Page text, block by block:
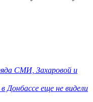
СМИ, Захаровой и
Донбассе еще не видели